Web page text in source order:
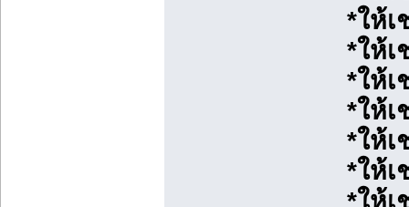
*ให้เ
*ให้เ
*ให้
*ให้
*ให้เ
*ให้เ
*ให้เ